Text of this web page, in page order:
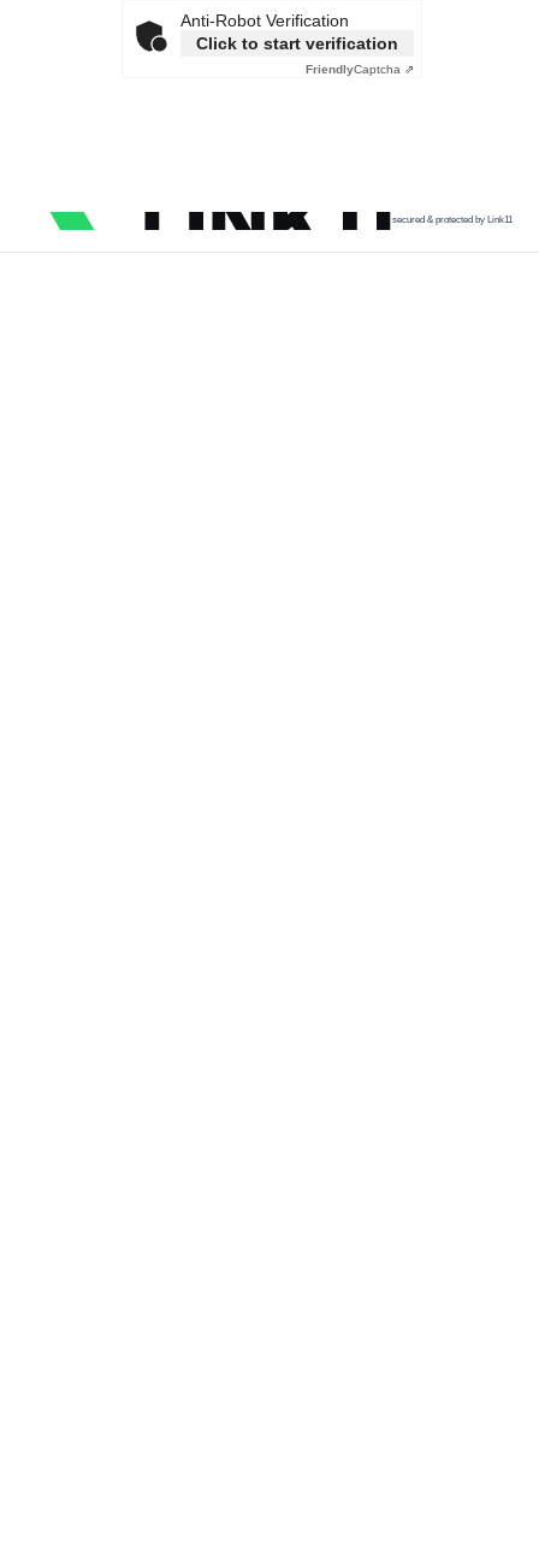
Anti-Robot Verification
Click to start verification
FriendlyCaptcha ⇗
secured & protected by Link11